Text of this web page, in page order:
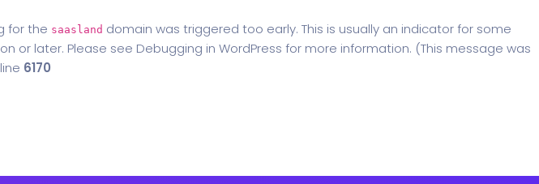
for the saasland domain was triggered too early. This is usually an indicator for some
or later. Please see Debugging in WordPress for more information. (This message was
6170